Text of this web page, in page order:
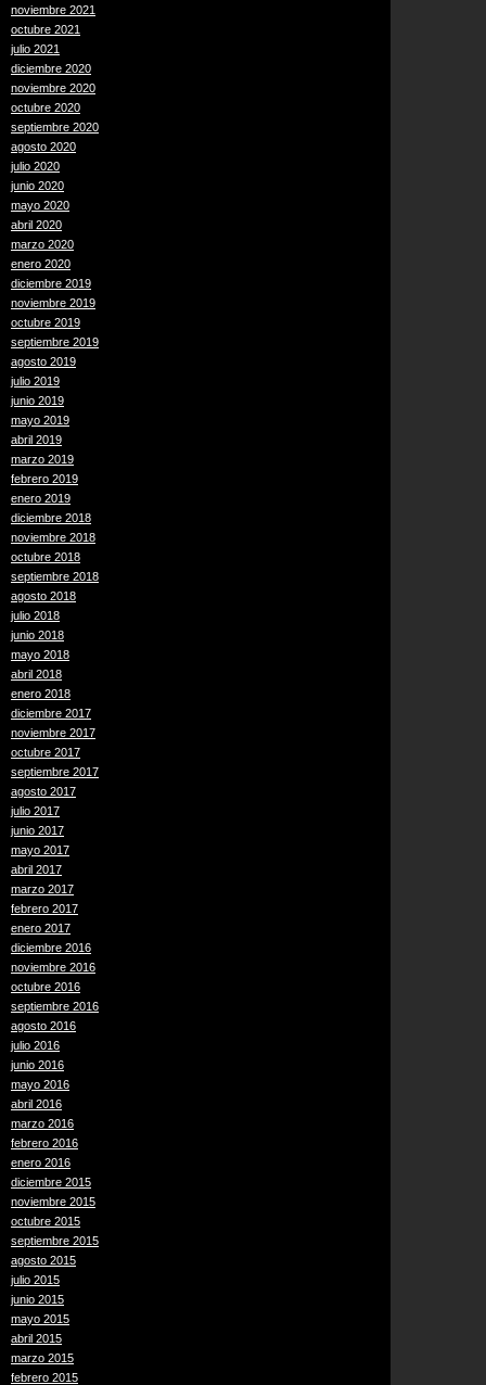
noviembre 2021
octubre 2021
julio 2021
diciembre 2020
noviembre 2020
octubre 2020
septiembre 2020
agosto 2020
julio 2020
junio 2020
mayo 2020
abril 2020
marzo 2020
enero 2020
diciembre 2019
noviembre 2019
octubre 2019
septiembre 2019
agosto 2019
julio 2019
junio 2019
mayo 2019
abril 2019
marzo 2019
febrero 2019
enero 2019
diciembre 2018
noviembre 2018
octubre 2018
septiembre 2018
agosto 2018
julio 2018
junio 2018
mayo 2018
abril 2018
enero 2018
diciembre 2017
noviembre 2017
octubre 2017
septiembre 2017
agosto 2017
julio 2017
junio 2017
mayo 2017
abril 2017
marzo 2017
febrero 2017
enero 2017
diciembre 2016
noviembre 2016
octubre 2016
septiembre 2016
agosto 2016
julio 2016
junio 2016
mayo 2016
abril 2016
marzo 2016
febrero 2016
enero 2016
diciembre 2015
noviembre 2015
octubre 2015
septiembre 2015
agosto 2015
julio 2015
junio 2015
mayo 2015
abril 2015
marzo 2015
febrero 2015